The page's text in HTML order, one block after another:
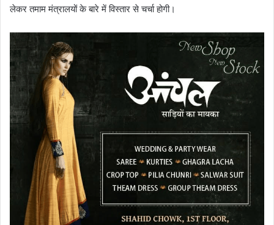
लेकर तमाम मंत्रालयों के बारे में विस्तार से चर्चा होगी।